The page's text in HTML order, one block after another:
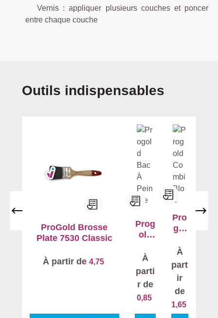
Vernis : appliquer plusieurs couches et poncer
entre chaque couche
Ignorer la galerie de produits
Outils indispensables
ProGold Brosse
Plate 7530 Classic
À partir de 4,75
Prog
old
À
Pein
À
parti
r de
0,85
Pro
gol
Co
mbi
Blo
k
À
part
ir
de
1,65